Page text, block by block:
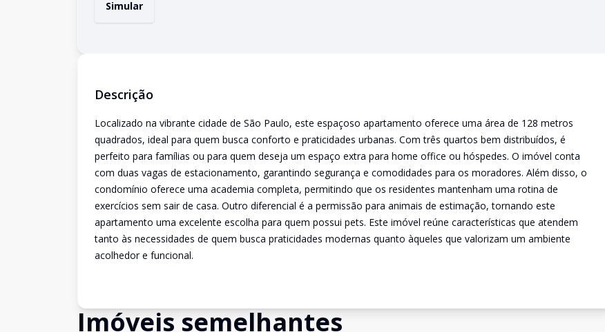
Simular
Descrição
Localizado na vibrante cidade de São Paulo, este espaçoso apartamento oferece uma área de 128 metros
quadrados, ideal para quem busca conforto e praticidades urbanas. Com três quartos bem distribuídos, é
perfeito para famílias ou para quem deseja um espaço extra para home office ou hóspedes. O imóvel conta
com duas vagas de estacionamento, garantindo segurança e comodidades para os moradores. Além disso, o
condomínio oferece uma academia completa, permitindo que os residentes mantenham uma rotina de
exercícios sem sair de casa. Outro diferencial é a permissão para animais de estimação, tornando este
apartamento uma excelente escolha para quem possui pets. Este imóvel reúne características que atendem
tanto às necessidades de quem busca praticidades modernas quanto àqueles que valorizam um ambiente
acolhedor e funcional.
Imóveis semelhantes